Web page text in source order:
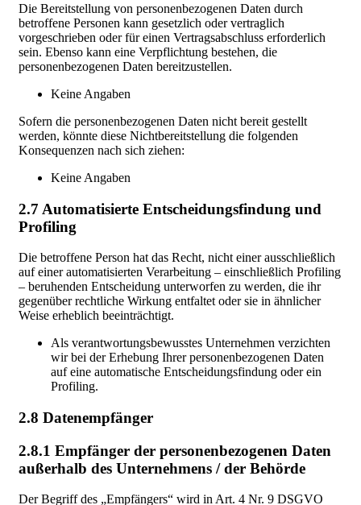
Die Bereitstellung von personenbezogenen Daten durch
betroffene Personen kann gesetzlich oder vertraglich
vorgeschrieben oder für einen Vertragsabschluss erforderlich
sein. Ebenso kann eine Verpflichtung bestehen, die
personenbezogenen Daten bereitzustellen.
Keine Angaben
Sofern die personenbezogenen Daten nicht bereit gestellt
werden, könnte diese Nichtbereitstellung die folgenden
Konsequenzen nach sich ziehen:
Keine Angaben
2.7 Automatisierte Entscheidungsfindung und
Profiling
Die betroffene Person hat das Recht, nicht einer ausschließlich
auf einer automatisierten Verarbeitung – einschließlich Profiling
– beruhenden Entscheidung unterworfen zu werden, die ihr
gegenüber rechtliche Wirkung entfaltet oder sie in ähnlicher
Weise erheblich beeinträchtigt.
Als verantwortungsbewusstes Unternehmen verzichten
wir bei der Erhebung Ihrer personenbezogenen Daten
auf eine automatische Entscheidungsfindung oder ein
Profiling.
2.8 Datenempfänger
2.8.1 Empfänger der personenbezogenen Daten
außerhalb des Unternehmens / der Behörde
Der Begriff des „Empfängers“ wird in Art. 4 Nr. 9 DSGVO